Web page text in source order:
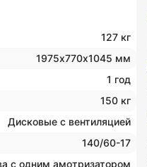
127 кг
1975х770х1045 мм
1 год
150 кг
Дисковые с вентиляцией
140/60-17
с одним амотризатором